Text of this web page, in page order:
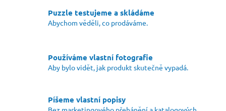
Puzzle testujeme a skládáme
Abychom věděli, co prodáváme.
Používáme vlastní fotografie
Aby bylo vidět, jak produkt skutečně vypadá.
Píšeme vlastní popisy